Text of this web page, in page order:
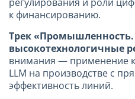
к финансированию.
Трек «Промышленность.
высокотехнологичные
внимания — применение
LLM на производстве с
эффективность линий.